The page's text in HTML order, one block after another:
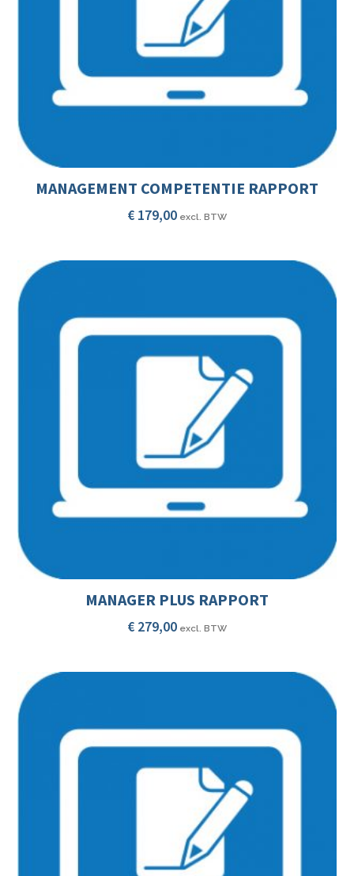
MANAGEMENT COMPETENTIE RAPPORT
€ 179,00 excl. BTW
MANAGER PLUS RAPPORT
€ 279,00 excl. BTW